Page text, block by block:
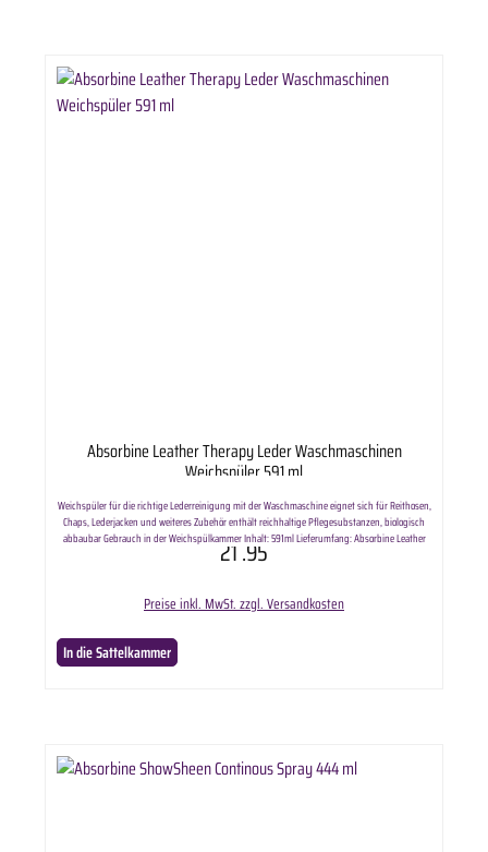
Absorbine Leather Therapy Leder Waschmaschinen
Weichspüler 591 ml
Weichspüler für die richtige Lederreinigung mit der Waschmaschine eignet sich für Reithosen,
Chaps, Lederjacken und weiteres Zubehör enthält reichhaltige Pflegesubstanzen, biologisch
abbaubar Gebrauch in der Weichspülkammer Inhalt: 591ml Lieferumfang: Absorbine Leather
Therapy Leder Waschmaschinen Weichspüler 591 ml in ausgewählter Variante.
21.95
Preise inkl. MwSt. zzgl. Versandkosten
In die Sattelkammer